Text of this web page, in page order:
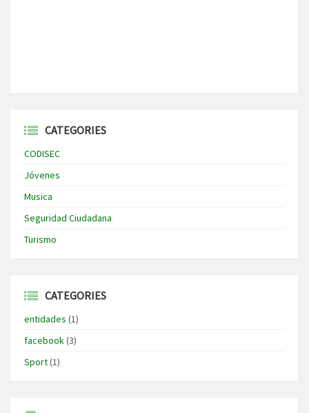
CATEGORIES
CODISEC
Jóvenes
Musica
Seguridad Ciudadana
Turismo
CATEGORIES
entidades (1)
facebook(3)
Sport(1)